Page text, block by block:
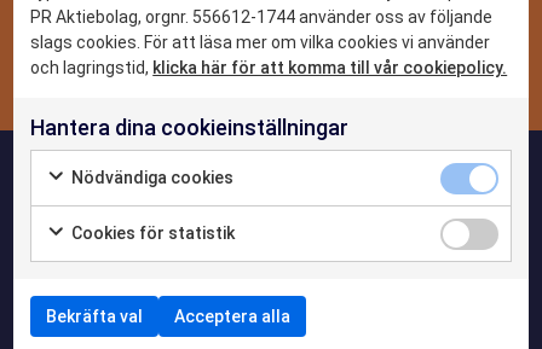
CASE
NYHETER
OM OSS
KONTAKTA OSS
PR Aktiebolag, orgnr. 556612-1744 använder oss av följande
slags cookies. För att läsa mer om vilka cookies vi använder
och lagringstid, klicka här för att komma till vår cookiepolicy.
Hantera dina cookieinställningar
Nödvändiga cookies
Cookies för statistik
Bekräfta val Acceptera alla